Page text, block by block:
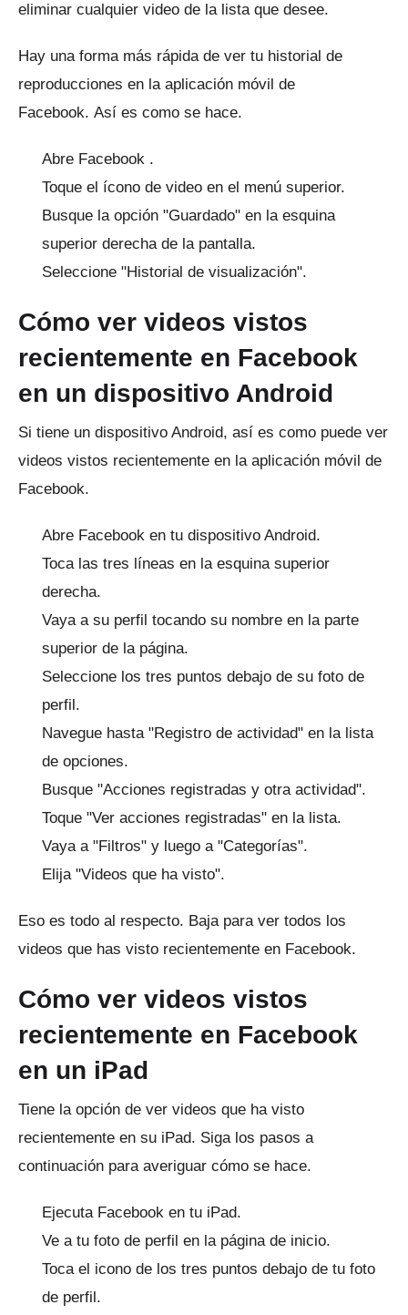
eliminar cualquier video de la lista que desee.
Hay una forma más rápida de ver tu historial de
reproducciones en la aplicación móvil de
Facebook. Así es como se hace.
Abre Facebook .
Toque el ícono de video en el menú superior.
Busque la opción "Guardado" en la esquina
superior derecha de la pantalla.
Seleccione "Historial de visualización".
Cómo ver videos vistos
recientemente en Facebook
en un dispositivo Android
Si tiene un dispositivo Android, así es como puede ver
videos vistos recientemente en la aplicación móvil de
Facebook.
Abre Facebook en tu dispositivo Android.
Toca las tres líneas en la esquina superior
derecha.
Vaya a su perfil tocando su nombre en la parte
superior de la página.
Seleccione los tres puntos debajo de su foto de
perfil.
Navegue hasta "Registro de actividad" en la lista
de opciones.
Busque "Acciones registradas y otra actividad".
Toque "Ver acciones registradas" en la lista.
Vaya a "Filtros" y luego a "Categorías".
Elija "Videos que ha visto".
Eso es todo al respecto. Baja para ver todos los
videos que has visto recientemente en Facebook.
Cómo ver videos vistos
recientemente en Facebook
en un iPad
Tiene la opción de ver videos que ha visto
recientemente en su iPad. Siga los pasos a
continuación para averiguar cómo se hace.
Ejecuta Facebook en tu iPad.
Ve a tu foto de perfil en la página de inicio.
Toca el icono de los tres puntos debajo de tu foto
de perfil.